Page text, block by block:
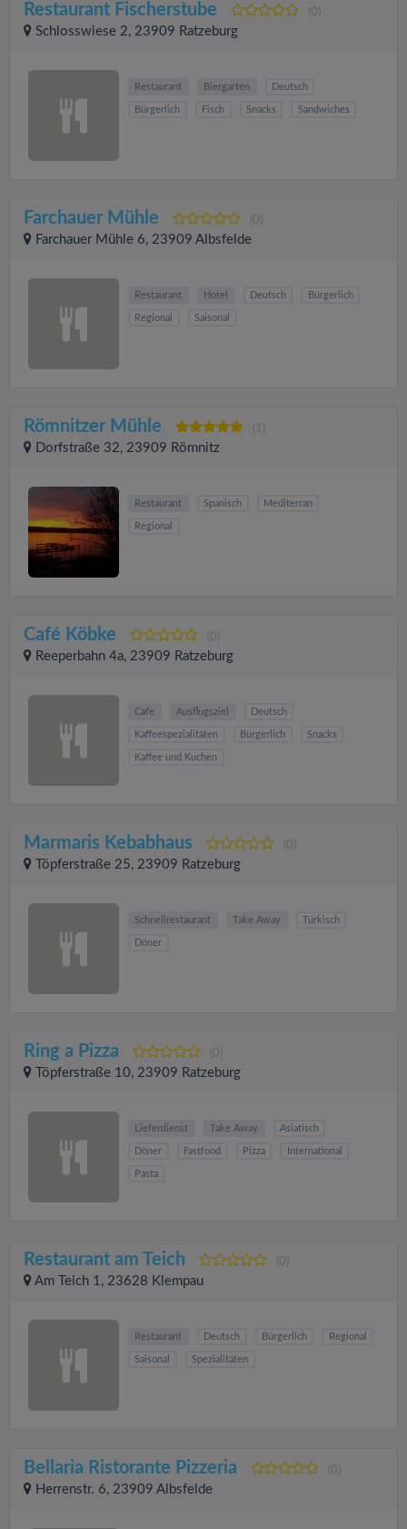
Restaurant Fischerstube (0)
Schlosswiese 2, 23909 Ratzeburg
Restaurant Biergarten Deutsch
Bürgerlich Fisch Snacks Sandwiches
Farchauer Mühle (0)
Farchauer Mühle 6, 23909 Albsfelde
Restaurant Hotel Deutsch Bürgerlich
Regional Saisonal
Römnitzer Mühle (1)
Dorfstraße 32, 23909 Römnitz
Restaurant Spanisch Mediterran
Regional
Café Köbke (0)
Reeperbahn 4a, 23909 Ratzeburg
Cafe Ausflugsziel Deutsch
Kaffeespezialitäten Bürgerlich Snacks
Kaffee und Kuchen
Marmaris Kebabhaus (0)
Töpferstraße 25, 23909 Ratzeburg
Schnellrestaurant Take Away Türkisch
Döner
Ring a Pizza (0)
Töpferstraße 10, 23909 Ratzeburg
Lieferdienst Take Away Asiatisch
Döner Fastfood Pizza International
Pasta
Restaurant am Teich (0)
Am Teich 1, 23628 Klempau
Restaurant Deutsch Bürgerlich Regional
Saisonal Spezialitäten
Bellaria Ristorante Pizzeria (0)
Herrenstr. 6, 23909 Albsfelde